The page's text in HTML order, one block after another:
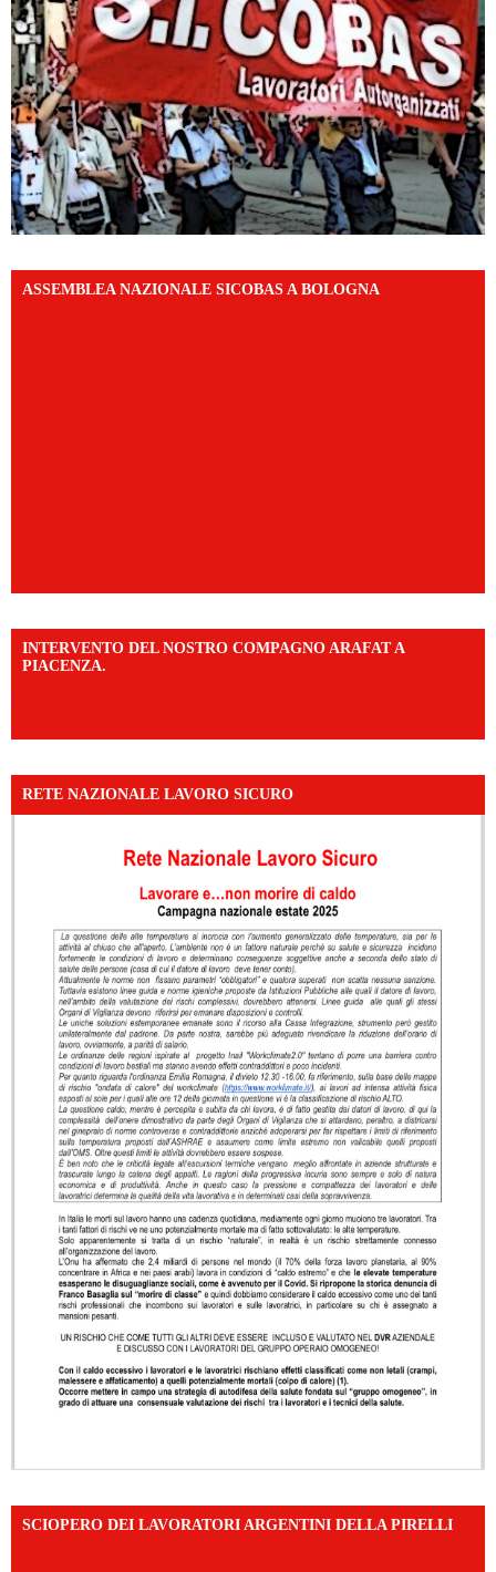
ASSEMBLEA NAZIONALE SICOBAS A BOLOGNA
INTERVENTO DEL NOSTRO COMPAGNO ARAFAT A
PIACENZA.
RETE NAZIONALE LAVORO SICURO
SCIOPERO DEI LAVORATORI ARGENTINI DELLA PIRELLI